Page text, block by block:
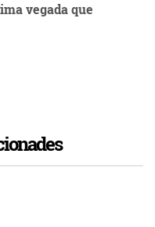
vegada que